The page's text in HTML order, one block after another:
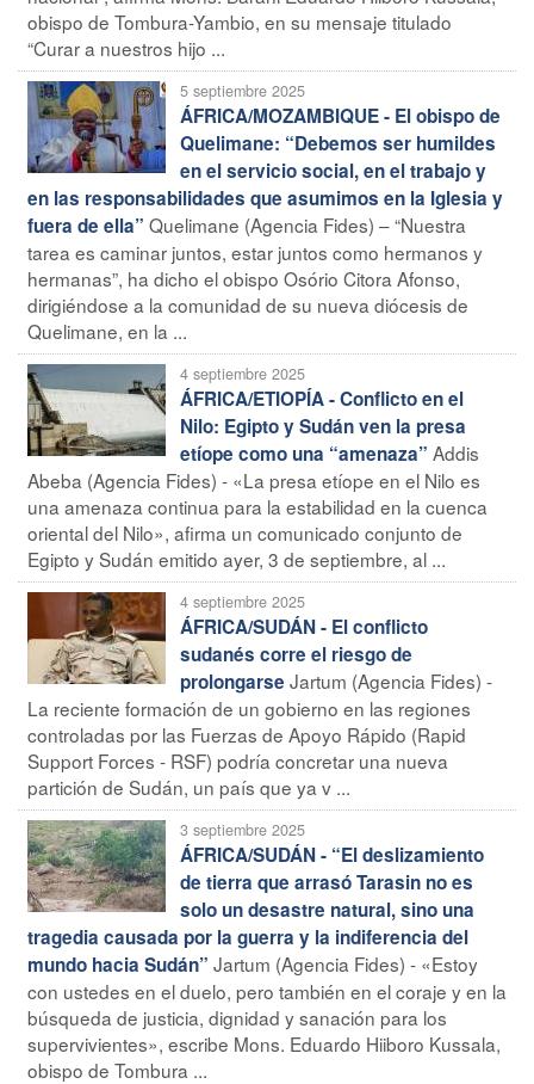
obispo de Tombura-Yambio, en su mensaje titulado
“Curar a nuestros hijo ...
5 septiembre 2025
ÁFRICA/MOZAMBIQUE - El obispo de
Quelimane: “Debemos ser humildes
en el servicio social, en el trabajo y
en las responsabilidades que asumimos en la Iglesia y
fuera de ella” Quelimane (Agencia Fides) – “Nuestra
tarea es caminar juntos, estar juntos como hermanos y
hermanas”, ha dicho el obispo Osório Citora Afonso,
dirigiéndose a la comunidad de su nueva diócesis de
Quelimane, en la ...
4 septiembre 2025
ÁFRICA/ETIOPÍA - Conflicto en el
Nilo: Egipto y Sudán ven la presa
etíope como una “amenaza” Addis
Abeba (Agencia Fides) - «La presa etíope en el Nilo es
una amenaza continua para la estabilidad en la cuenca
oriental del Nilo», afirma un comunicado conjunto de
Egipto y Sudán emitido ayer, 3 de septiembre, al ...
4 septiembre 2025
ÁFRICA/SUDÁN - El conflicto
sudanés corre el riesgo de
prolongarse Jartum (Agencia Fides) -
La reciente formación de un gobierno en las regiones
controladas por las Fuerzas de Apoyo Rápido (Rapid
Support Forces - RSF) podría concretar una nueva
partición de Sudán, un país que ya v ...
3 septiembre 2025
ÁFRICA/SUDÁN - “El deslizamiento
de tierra que arrasó Tarasin no es
solo un desastre natural, sino una
tragedia causada por la guerra y la indiferencia del
mundo hacia Sudán” Jartum (Agencia Fides) - «Estoy
con ustedes en el duelo, pero también en el coraje y en la
búsqueda de justicia, dignidad y sanación para los
supervivientes», escribe Mons. Eduardo Hiiboro Kussala,
obispo de Tombura ...